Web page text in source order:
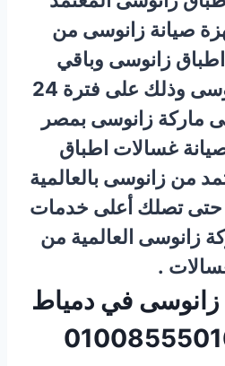
صيانة زانوسى من
زانوسى وباقي
منتجات شركة زانوسى وذلك على فترة 24
ماركة زانوسى بمصر
غسالات اطباق
من زانوسى بالعالمية
حتى تصلك أعلى خدمات
زانوسى العالمية من
.
زانوسى في دمياط